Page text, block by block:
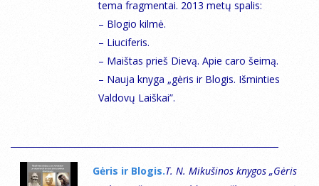
tema fragmentai. 2013 metų spalis:
– Blogio kilmė.
– Liuciferis.
– Maištas prieš Dievą. Apie caro šeimą.
– Nauja knyga „gėris ir Blogis. Išminties
Valdovų Laiškai”.
Gėris ir Blogis.T. N. Mikušinos knygos „Gėris